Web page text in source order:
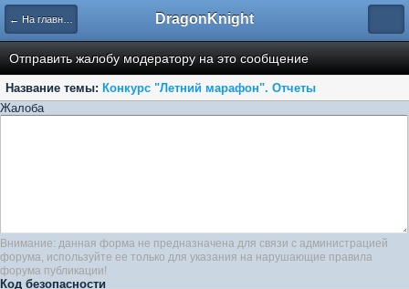
← На главную DragonKnight
Отправить жалобу модератору на это сообщение
Название темы: Конкурс "Летний марафон". Отчеты
Жалоба
Внимание: данная форма не предназначена для связи с администрацией
форума, используйте ее только для указания на нарушающие правила
форума публикации!
Код безопасности